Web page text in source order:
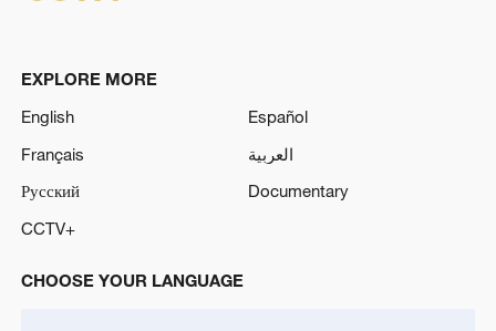
EXPLORE MORE
English
Español
Français
العربية
Русский
Documentary
CCTV+
CHOOSE YOUR LANGUAGE